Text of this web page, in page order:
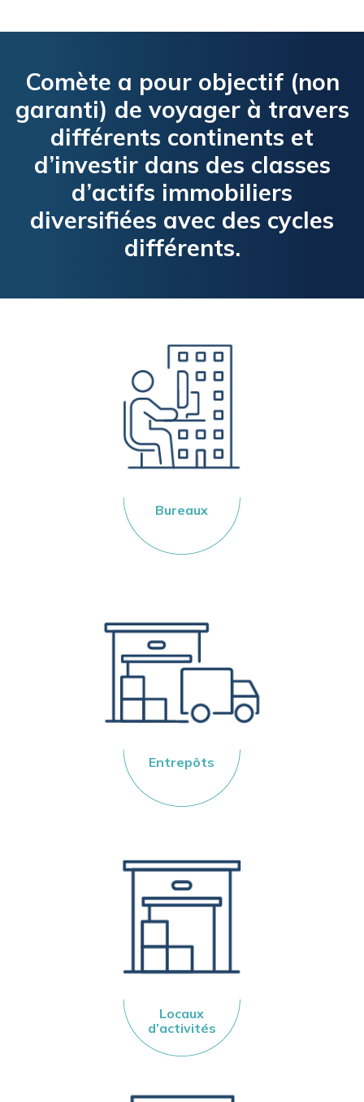
Comète a pour objectif (non
garanti) de voyager à travers
différents continents et
d’investir dans des classes
d’actifs immobiliers
diversifiées avec des cycles
différents.
Bureaux
Entrepôts
Locaux
d’activités